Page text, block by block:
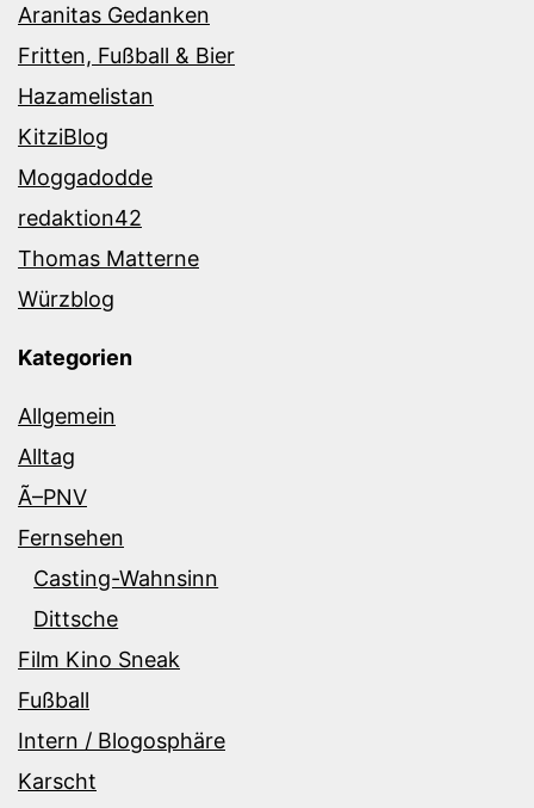
Aranitas Gedanken
Fritten, Fußball & Bier
Hazamelistan
KitziBlog
Moggadodde
redaktion42
Thomas Matterne
Würzblog
Kategorien
Allgemein
Alltag
Ã–PNV
Fernsehen
Casting-Wahnsinn
Dittsche
Film Kino Sneak
Fußball
Intern / Blogosphäre
Karscht